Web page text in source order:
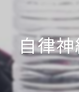
自律